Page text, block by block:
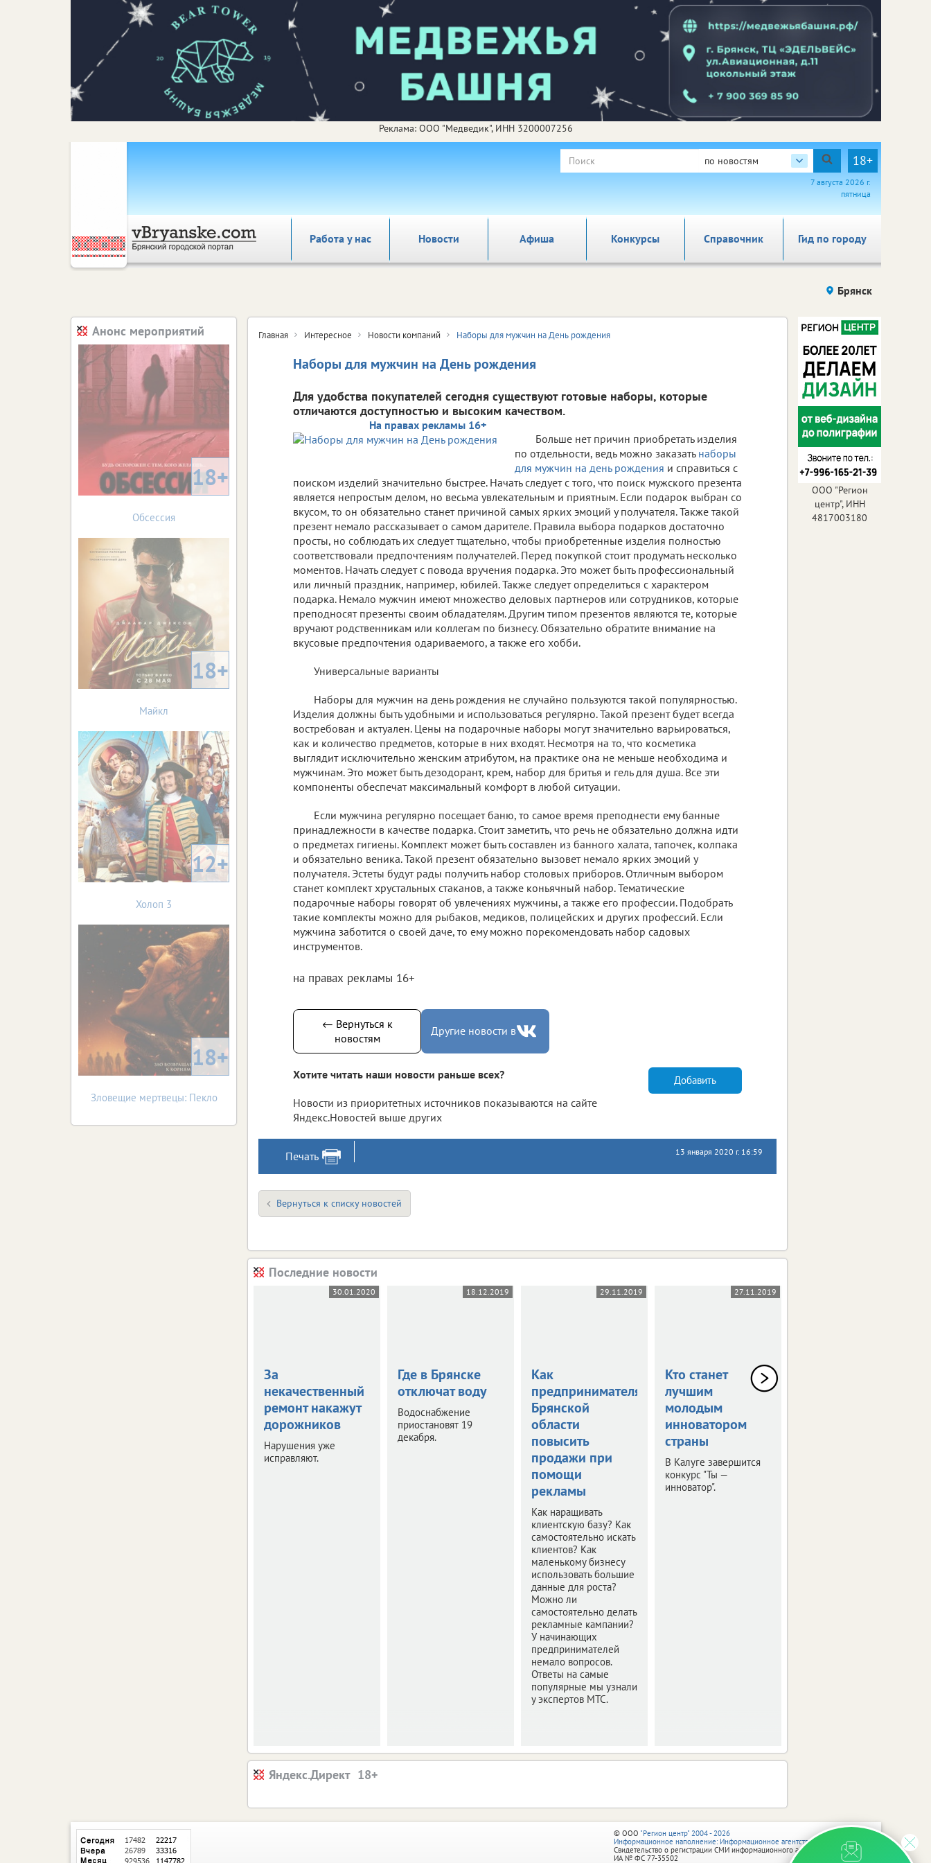
Реклама: ООО "Медведик", ИНН 3200007256
по новостям 18+
7 августа 2026 г.
пятница
Работа у нас Новости Афиша Справочник Гид по городу
Конкурсы
Брянск
Главная Интересное Новости компаний Наборы для мужчин на День рождения
Наборы для мужчин на День рождения
Для удобства покупателей сегодня существуют готовые наборы, которые
отличаются доступностью и высоким качеством.
На правах рекламы 16+
Больше нет причин приобретать изделия
по отдельности, ведь можно заказать наборы
для мужчин на день рождения и справиться с
поиском изделий значительно быстрее. Начать следует с того, что поиск мужского презента
является непростым делом, но весьма увлекательным и приятным. Если подарок выбран со
вкусом, то он обязательно станет причиной самых ярких эмоций у получателя. Также такой
презент немало рассказывает о самом дарителе. Правила выбора подарков достаточно
просты, но соблюдать их следует тщательно, чтобы приобретенные изделия полностью
соответствовали предпочтениям получателей. Перед покупкой стоит продумать несколько
моментов. Начать следует с повода вручения подарка. Это может быть профессиональный
или личный праздник, например, юбилей. Также следует определиться с характером
подарка. Немало мужчин имеют множество деловых партнеров или сотрудников, которые
преподносят презенты своим обладателям. Другим типом презентов являются те, которые
вручают родственникам или коллегам по бизнесу. Обязательно обратите внимание на
вкусовые предпочтения одариваемого, а также его хобби.
Универсальные варианты
Наборы для мужчин на день рождения не случайно пользуются такой популярностью.
Изделия должны быть удобными и использоваться регулярно. Такой презент будет всегда
востребован и актуален. Цены на подарочные наборы могут значительно варьироваться,
как и количество предметов, которые в них входят. Несмотря на то, что косметика
выглядит исключительно женским атрибутом, на практике она не меньше необходима и
мужчинам. Это может быть дезодорант, крем, набор для бритья и гель для душа. Все эти
компоненты обеспечат максимальный комфорт в любой ситуации.
Если мужчина регулярно посещает баню, то самое время преподнести ему банные
принадлежности в качестве подарка. Стоит заметить, что речь не обязательно должна идти
о предметах гигиены. Комплект может быть составлен из банного халата, тапочек, колпака
и обязательно веника. Такой презент обязательно вызовет немало ярких эмоций у
получателя. Эстеты будут рады получить набор столовых приборов. Отличным выбором
станет комплект хрустальных стаканов, а также коньячный набор. Тематические
подарочные наборы говорят об увлечениях мужчины, а также его профессии. Подобрать
такие комплекты можно для рыбаков, медиков, полицейских и других профессий. Если
мужчина заботится о своей даче, то ему можно порекомендовать набор садовых
инструментов.
на правах рекламы 16+
← Вернуться к
новостям
Другие новости в
Хотите читать наши новости раньше всех?
Новости из приоритетных источников показываются на сайте
Яндекс.Новостей выше других
Добавить
Печать 13 января 2020 г. 16:59
Вернуться к списку новостей
Последние новости
30.01.2020
За
некачественный
ремонт накажут
дорожников
Нарушения уже
исправляют.
18.12.2019
Где в Брянске
отключат воду
Водоснабжение
приостановят 19
декабря.
29.11.2019
Как
предпринимателям
Брянской
области
повысить
продажи при
помощи
рекламы
Как наращивать
клиентскую базу? Как
самостоятельно искать
клиентов? Как
маленькому бизнесу
использовать большие
данные для роста?
Можно ли
самостоятельно делать
рекламные кампании?
У начинающих
предпринимателей
немало вопросов.
Ответы на самые
популярные мы узнали
у экспертов МТС.
27.11.2019
Кто станет
лучшим
молодым
инноватором
страны
В Калуге завершится
конкурс "Ты —
инноватор".
Яндекс.Директ
Анонс мероприятий
18+
Обсессия
18+
Майкл
12+
Холоп 3
18+
Зловещие мертвецы: Пекло
ООО "Регион
центр", ИНН
4817003180
© ООО "Регион центр" 2004 - 2026
Информационное наполнение: Информационное агентство vRossii.ru
Свидетельство о регистрации СМИ информационного агентства vRossii.ru
ИА № ФС 77‑35502